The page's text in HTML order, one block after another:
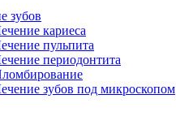
зубов
кариеса
пульпита
периодонтита
зубов под микроскопом